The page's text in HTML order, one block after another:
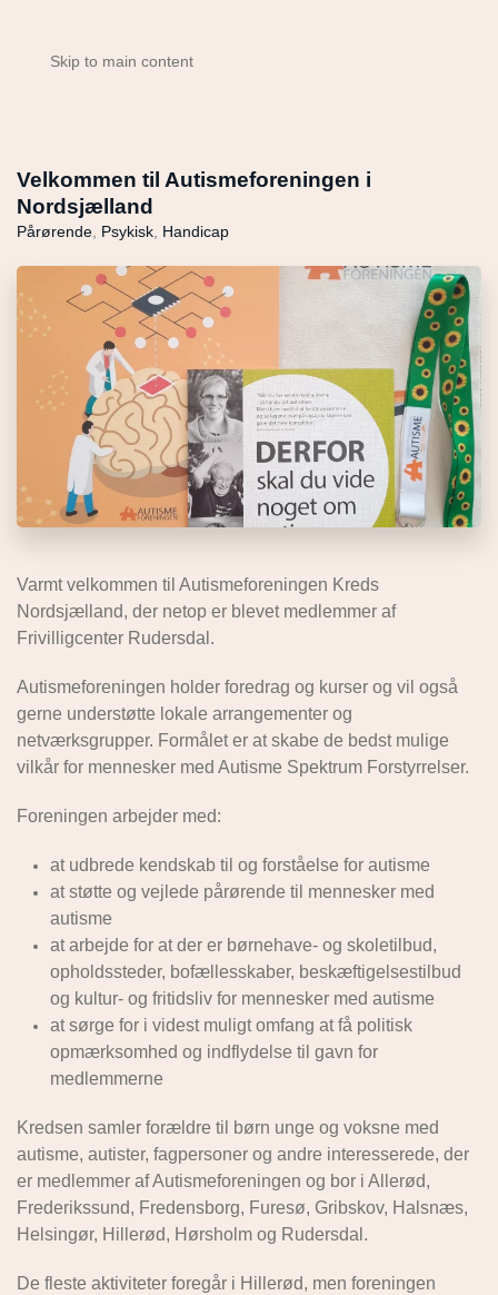
Skip to main content
Velkommen til Autismeforeningen i
Nordsjælland
Pårørende Psykisk Handicap
Varmt velkommen til Autismeforeningen Kreds
Nordsjælland, der netop er blevet medlemmer af
Frivilligcenter Rudersdal.
Autismeforeningen holder foredrag og kurser og vil også
gerne understøtte lokale arrangementer og
netværksgrupper. Formålet er at skabe de bedst mulige
vilkår for mennesker med Autisme Spektrum Forstyrrelser.
Foreningen arbejder med:
at udbrede kendskab til og forståelse for autisme
at støtte og vejlede pårørende til mennesker med
autisme
at arbejde for at der er børnehave- og skoletilbud,
opholdssteder, bofællesskaber, beskæftigelsestilbud
og kultur- og fritidsliv for mennesker med autisme
at sørge for i videst muligt omfang at få politisk
opmærksomhed og indflydelse til gavn for
medlemmerne
Kredsen samler forældre til børn unge og voksne med
autisme, autister, fagpersoner og andre interesserede, der
er medlemmer af Autismeforeningen og bor i Allerød,
Frederikssund, Fredensborg, Furesø, Gribskov, Halsnæs,
Helsingør, Hillerød, Hørsholm og Rudersdal.
De fleste aktiviteter foregår i Hillerød, men foreningen